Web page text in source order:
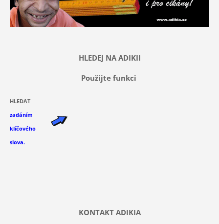
HLEDEJ NA ADIKII
Použijte funkci
HLEDAT
zadáním
klíčového
slova.
KONTAKT ADIKIA